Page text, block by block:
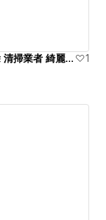
福岡市西区 浴室クリーニング 風呂掃除 清掃業者 綺麗安心
1